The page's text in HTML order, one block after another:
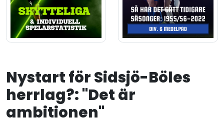
Nystart för Sidsjö-Böles
herrlag?: "Det är
ambitionen"